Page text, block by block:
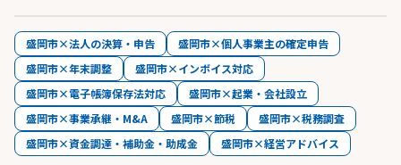
盛岡市×法人の決算・申告
盛岡市×個人事業主の確定申告
盛岡市×年末調整
盛岡市×インボイス対応
盛岡市×電子帳簿保存法対応
盛岡市×起業・会社設立
盛岡市×事業承継・M&A
盛岡市×節税
盛岡市×税務調査
盛岡市×資金調達・補助金・助成金
盛岡市×経営アドバイス